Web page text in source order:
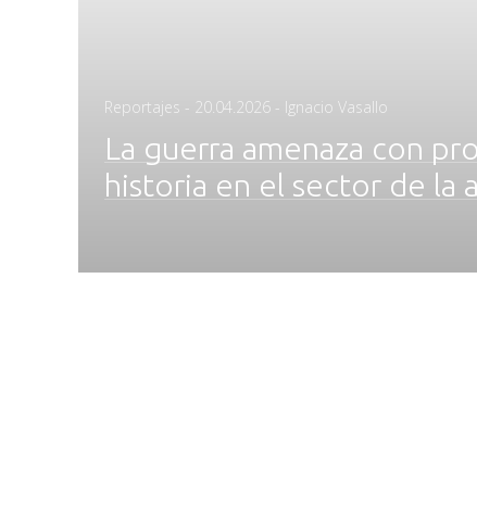
Reportajes - Posted
20.04.2026 - Ignacio Vasallo
La guerra amenaza con
historia en el sector de la